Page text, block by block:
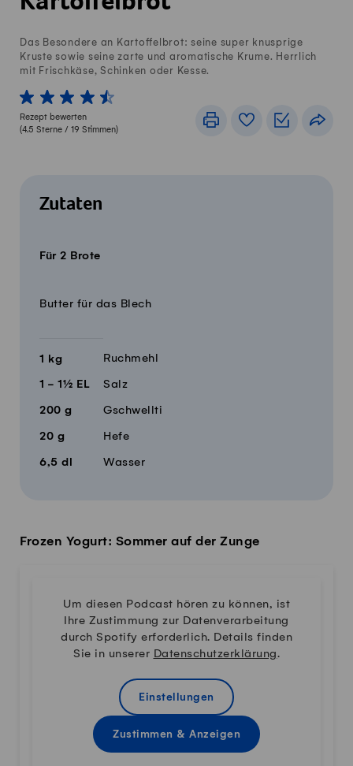
Das Besondere an Kartoffelbrot: seine super knusprige
Kruste sowie seine zarte und aromatische Krume. Herrlich
mit Frischkäse, Schinken oder Kesse.
1 von 5 Sterne
2 von 5 Sterne
3 von 5 Sterne
4 von 5 Sterne
5 von 5 Sterne
Rezept bewerten
(4.5 Sterne / 19 Stimmen)
DruckenRezeptbuch
Zutaten
Für 2 Brote
Menge Zutaten
Butter für das Blech
1 kg Ruchmehl
1 - 1½ EL Salz
200 g Gschwellti
20 g Hefe
6,5 dl Wasser
Frozen Yogurt: Sommer auf der Zunge
Um diesen Podcast hören zu können, ist
Ihre Zustimmung zur Datenverarbeitung
durch Spotify erforderlich. Details finden
Sie in unserer Datenschutzerklärung.
Einstellungen
Zustimmen & Anzeigen